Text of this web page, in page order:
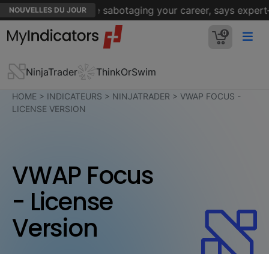
NOUVELLES DU JOUR
taught you that are sabotaging your career, says
0
NinjaTrader ThinkOrSwim
HOME > INDICATEURS > NINJATRADER > VWAP FOCUS -
LICENSE VERSION
VWAP Focus
- License
Version